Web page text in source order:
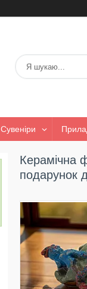
Сувеніри
Керамічна
подарунок